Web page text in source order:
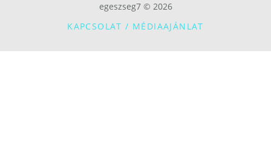
egeszseg7 © 2026
KAPCSOLAT / MÉDIAAJÁNLAT